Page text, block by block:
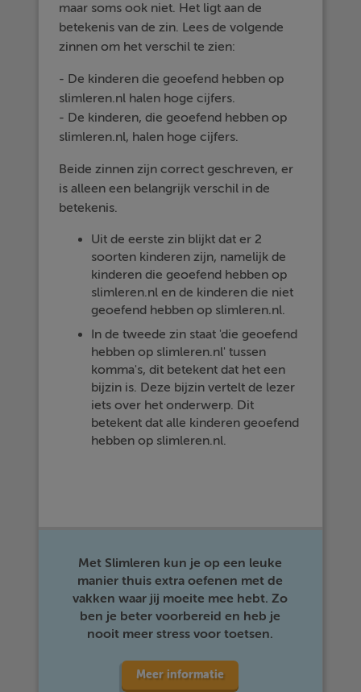
maar soms ook niet. Het ligt aan de
betekenis van de zin. Lees de volgende
zinnen om het verschil te zien:
- De kinderen die geoefend hebben op
slimleren.nl halen hoge cijfers.
- De kinderen, die geoefend hebben op
slimleren.nl, halen hoge cijfers.
Beide zinnen zijn correct geschreven, er
is alleen een belangrijk verschil in de
betekenis.
Uit de eerste zin blijkt dat er 2
soorten kinderen zijn, namelijk de
kinderen die geoefend hebben op
slimleren.nl en de kinderen die niet
geoefend hebben op slimleren.nl.
In de tweede zin staat 'die geoefend
hebben op slimleren.nl' tussen
komma's, dit betekent dat het een
bijzin is. Deze bijzin vertelt de lezer
iets over het onderwerp. Dit
betekent dat alle kinderen geoefend
hebben op slimleren.nl.
Met Slimleren kun je op een leuke
manier thuis extra oefenen met de
vakken waar jij moeite mee hebt. Zo
ben je beter voorbereid en heb je
nooit meer stress voor toetsen.
Meer informatie